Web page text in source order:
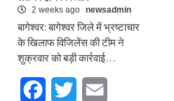
2 weeks ago newsadmin
बागेश्वर: बागेश्वर जिले में भ्रष्टाचार
के खिलाफ विजिलेंस की टीम ने
शुक्रवार को बड़ी कार्रवाई…
FacebookTwitter